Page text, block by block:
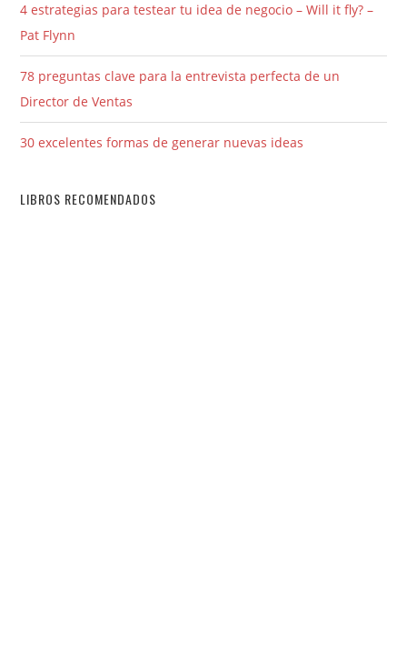
4 estrategias para testear tu idea de negocio – Will it fly? –
Pat Flynn
78 preguntas clave para la entrevista perfecta de un
Director de Ventas
30 excelentes formas de generar nuevas ideas
LIBROS RECOMENDADOS